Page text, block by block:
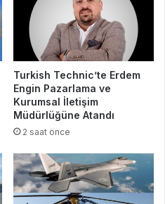
Turkish Technic’te Erdem
Engin Pazarlama ve
Kurumsal İletişim
Müdürlüğüne Atandı
2 saat önce